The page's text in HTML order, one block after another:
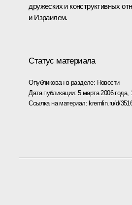
дружеских и конструктивных
и Израилем.
Статус материала
Опубликован в разделе: Новости
Дата публикации:5 марта 2006 года,
Ссылка на материал:kremlin.ru/d/